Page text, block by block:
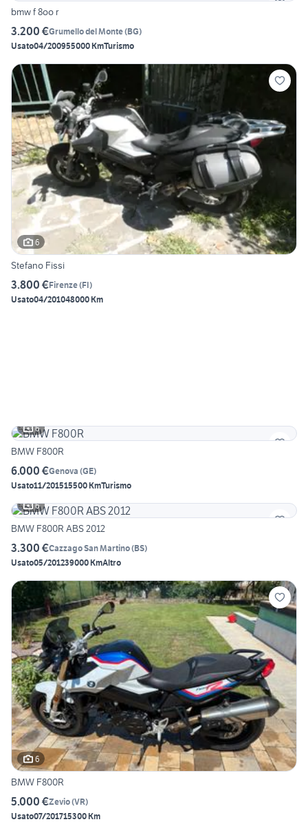
bmw f 8oo r
3.200 €Grumello del Monte(BG)
Usato04/200955000 KmTurismo
6
Stefano Fissi
3.800 €Firenze(FI)
Usato04/201048000 Km
6
BMW F800R
6.000 €Genova (GE)
Usato11/201515500 KmTurismo
6
BMW F800R ABS 2012
3.300 €Cazzago San Martino(BS)
Usato05/201239000 KmAltro
6
BMW F800R
5.000 €Zevio(VR)
Usato07/201715300 Km